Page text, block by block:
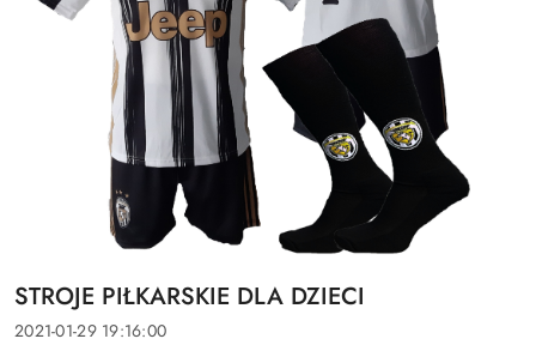
Tytuł
artykułu:
STROJE PIŁKARSKIE DLA DZIECI
Data
2021-01-29 19:16:00